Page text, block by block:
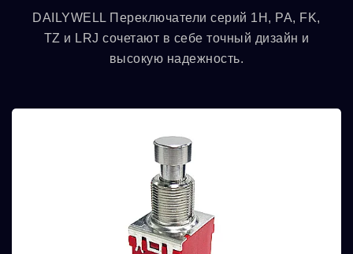
DAILYWELL Переключатели серий 1H, PA, FK,
TZ и LRJ сочетают в себе точный дизайн и
высокую надежность.